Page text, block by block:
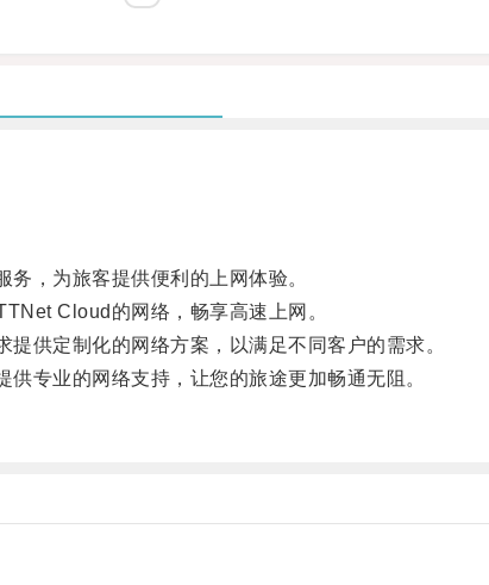
，为旅客提供便利的上网体验。
Cloud的网络，畅享高速上网。
定制化的网络方案，以满足不同客户的需求。
专业的网络支持，让您的旅途更加畅通无阻。